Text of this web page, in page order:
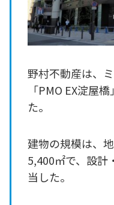
野村不動産は、
「PMO EX淀屋
た。
建物の規模は、
5,400㎡で、設計
当した。